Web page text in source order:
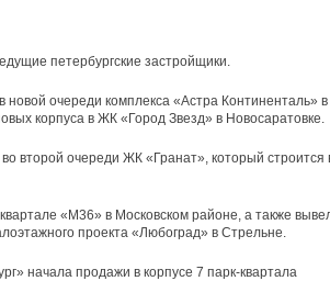
петербургские застройщики.
очереди комплекса «Астра Континенталь» в
корпуса в ЖК «Город Звезд» в Новосаратовке.
второй очереди ЖК «Гранат», который строится
«М36» в Московском районе, а также
проекта «Любоград» в Стрельне.
начала продажи в корпусе 7 парк-квартала